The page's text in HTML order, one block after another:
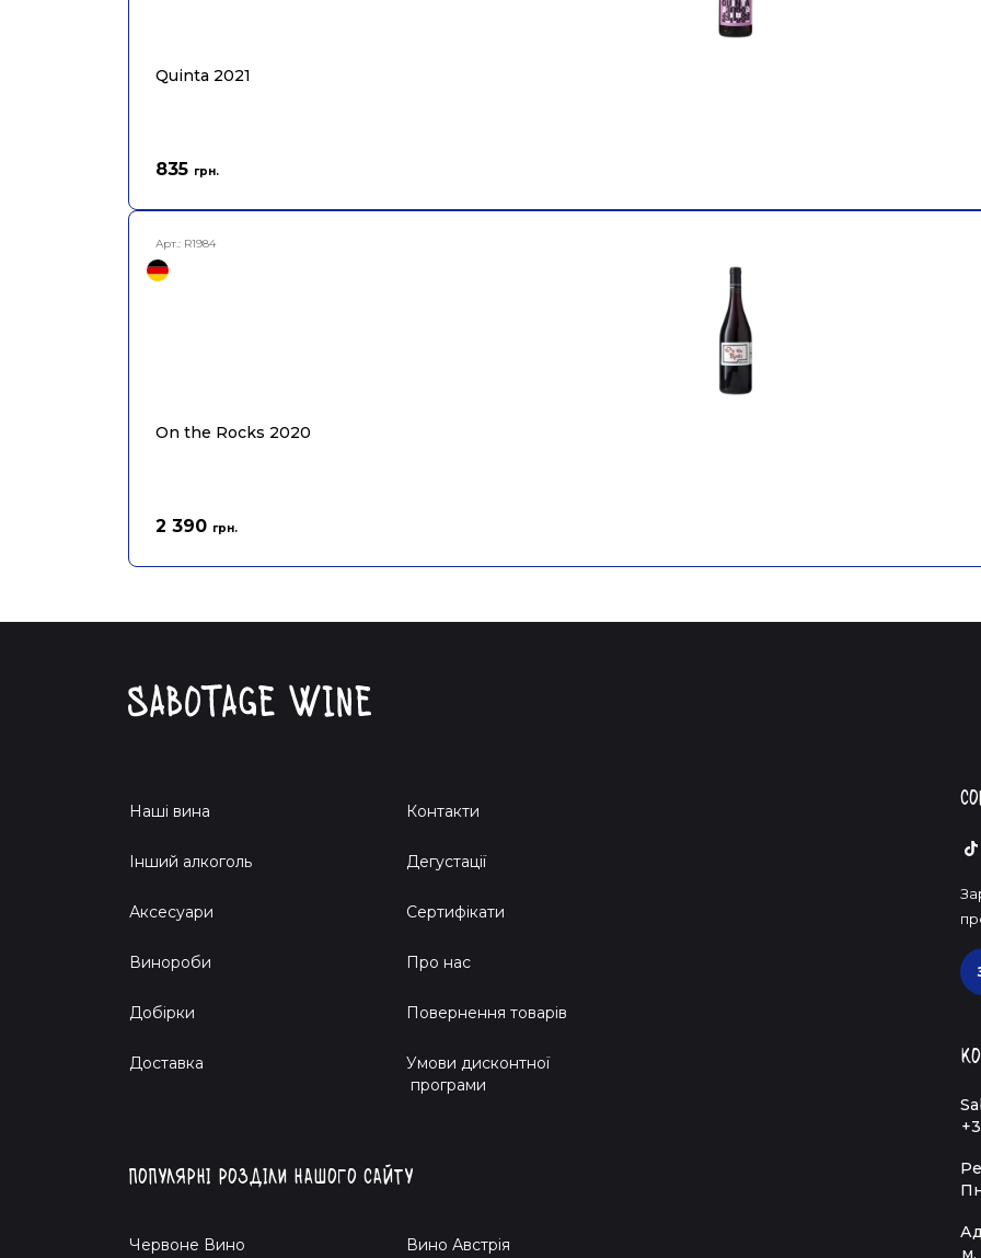
Quinta 2021
835 грн.
Арт.: R1984
On the Rocks 2020
2 390 грн.
Наші вина
Інший алкоголь
Аксесуари
Винороби
Добірки
Доставка
Контакти
Дегустації
Сертифікати
Про нас
Повернення товарів
Умови дисконтної
програми
Популярні розділи нашого сайту
Червоне Вино Вино Австрія
м.